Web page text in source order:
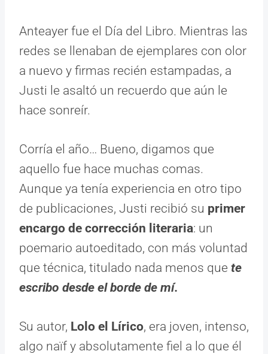
Anteayer fue el Día del Libro. Mientras las
redes se llenaban de ejemplares con olor
a nuevo y firmas recién estampadas, a
Justi le asaltó un recuerdo que aún le
hace sonreír.
Corría el año… Bueno, digamos que
aquello fue hace muchas comas.
Aunque ya tenía experiencia en otro tipo
de publicaciones, Justi recibió su primer
encargo de corrección literaria: un
poemario autoeditado, con más voluntad
que técnica, titulado nada menos que te
escribo desde el borde de mí.
Su autor, Lolo el Lírico, era joven, intenso,
algo naïf y absolutamente fiel a lo que él